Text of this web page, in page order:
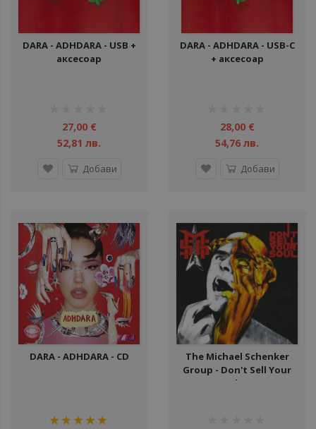
DARA - ADHDARA - USB +
аксесоар
27,00 €
52,81 лв.
Добави
DARA - ADHDARA - USB-C
+ аксесоар
28,00 €
54,76 лв.
Добави
DARA - ADHDARA - CD
рейтинг:
The Michael Schenker
Group - Don't Sell Your
Soul - CD